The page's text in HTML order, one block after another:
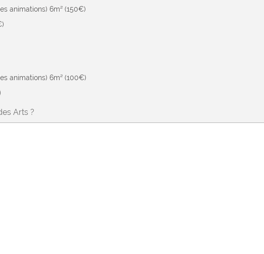
animations) 6m² (150€)
animations) 6m² (100€)
Arts ?